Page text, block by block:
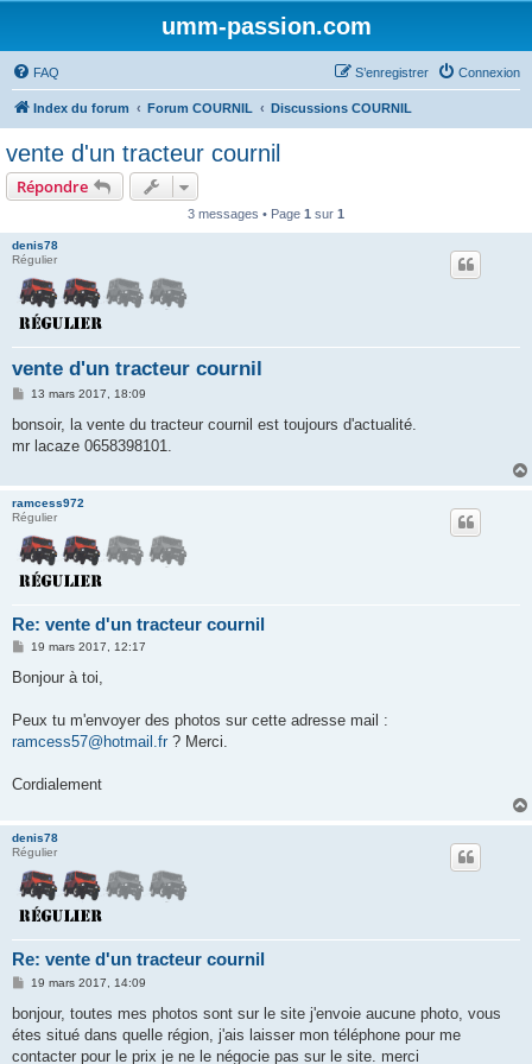
umm-passion.com
FAQ Connexion
S’enregistrer
Index du forum Forum COURNIL Discussions COURNIL
vente d'un tracteur cournil
Répondre
3 messages • Page 1 sur 1
denis78
Régulier
vente d'un tracteur cournil
M
s
a
13 mars 2017, 18:09
bonsoir, la vente du tracteur cournil est toujours d'actualité.
mr lacaze 0658398101.
ramcess972
Régulier
Re: vente d'un tracteur cournil
M
s
g
19 mars 2017, 12:17
Bonjour à toi,
Peux tu m'envoyer des photos sur cette adresse mail :
ramcess57@hotmail.fr ? Merci.
Cordialement
denis78
Régulier
Re: vente d'un tracteur cournil
M
s
a
g
19 mars 2017, 14:09
bonjour, toutes mes photos sont sur le site j'envoie aucune photo, vous
étes situé dans quelle région, j'ais laisser mon téléphone pour me
contacter pour le prix je ne le négocie pas sur le site. merci